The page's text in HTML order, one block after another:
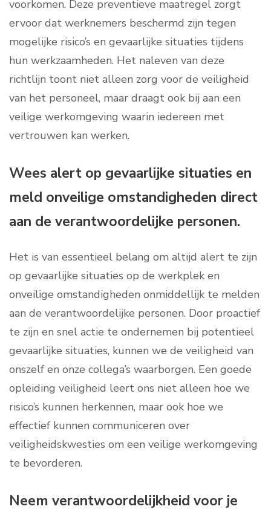
voorkomen. Deze preventieve maatregel zorgt
ervoor dat werknemers beschermd zijn tegen
mogelijke risico’s en gevaarlijke situaties tijdens
hun werkzaamheden. Het naleven van deze
richtlijn toont niet alleen zorg voor de veiligheid
van het personeel, maar draagt ook bij aan een
veilige werkomgeving waarin iedereen met
vertrouwen kan werken.
Wees alert op gevaarlijke situaties en
meld onveilige omstandigheden direct
aan de verantwoordelijke personen.
Het is van essentieel belang om altijd alert te zijn
op gevaarlijke situaties op de werkplek en
onveilige omstandigheden onmiddellijk te melden
aan de verantwoordelijke personen. Door proactief
te zijn en snel actie te ondernemen bij potentieel
gevaarlijke situaties, kunnen we de veiligheid van
onszelf en onze collega’s waarborgen. Een goede
opleiding veiligheid leert ons niet alleen hoe we
risico’s kunnen herkennen, maar ook hoe we
effectief kunnen communiceren over
veiligheidskwesties om een veilige werkomgeving
te bevorderen.
Neem verantwoordelijkheid voor je